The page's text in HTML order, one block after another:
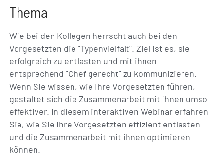
Thema
Wie bei den Kollegen herrscht auch bei den
Vorgesetzten die "Typenvielfalt". Ziel ist es, sie
erfolgreich zu entlasten und mit ihnen
entsprechend "Chef gerecht" zu kommunizieren.
Wenn Sie wissen, wie Ihre Vorgesetzten führen,
gestaltet sich die Zusammenarbeit mit ihnen umso
effektiver. In diesem interaktiven Webinar erfahren
Sie, wie Sie Ihre Vorgesetzten effizient entlasten
und die Zusammenarbeit mit ihnen optimieren
können.